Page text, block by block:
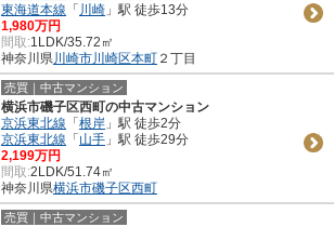
東海道本線 「 川崎 」駅 徒歩13分
1,980万円
間取:1LDK/35.72㎡
神奈川県川崎市川崎区本町 ２丁目
売買｜中古マンション
横浜市磯子区西町の中古マンション
京浜東北線 「根岸 」駅 徒歩2分
京浜東北線 「山手 」駅 徒歩29分
2,199万円
間取:2LDK/51.74㎡
神奈川県横浜市磯子区西町
売買｜中古マンション